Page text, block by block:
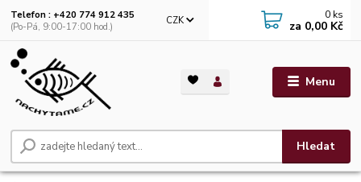
Menu
CZK
Hledat
Telefon : +420 774 912 435
(Po-Pá, 9:00-17:00 hod.)
0 ks
za 0,00 Kč